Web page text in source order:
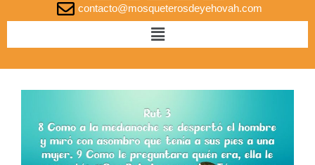
contacto@mosqueterosdeyehovah.com